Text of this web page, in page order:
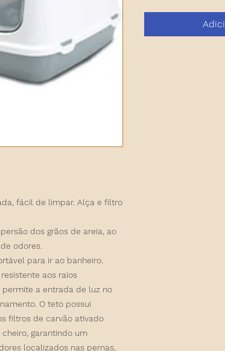
fácil de limpar. Alça e filtro
dos grãos de areia, ao
odores.
para ir ao banheiro.
aos raios
a entrada de luz no
O teto possui
filtros de carvão ativado
garantindo um
localizados nas pernas,